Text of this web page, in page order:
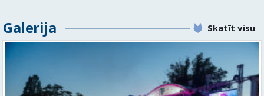
Valmiera, Valmieras nov. Darba laika veids: Summētais darba laiks
Darba veids: Darbinieka amats uz nenoteiktu laiku Slodze: Viena
vesela slodze Darbības joma: Pakalpojumi Pieteikto vietu skaits: 1
Līgums: Darbinieka amats uz nenoteiktu laiku Aktuāla līdz: 2026-08-
21 Kontaktpersona: CV ar norādi vakancei lūdzu sūtīt uz e-pastu
info@vtu-valmiera.lv vai iesniegt personīgi Izglītības līmenis:
Vispārējā vidējā izglītība
padarītā) - Vienmēr laikā izmaksātu algu - Profesionālus un
atbalstošus kolēģus Lūgums CV sūtīt uz e- pastu:
SAIŅOŠANAS OPERATORS Algas izmaksas veids: Laika darba alga
Darba vietas adrese: LATVIJA, Gravas iela 2, Kocēni, Kocēnu pag.,
Valmieras nov. Slodze: Viena vesela slodze Darbības joma: Ražošana
Pieteikto vietu skaits: 2 Aktuāla līdz: 2027-09-07 Darba sākšanas
Galerija Skatīt visu